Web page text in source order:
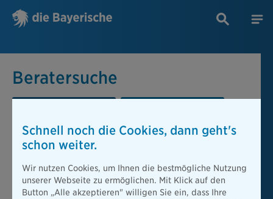
Beratersuche
Beratersuche
PLZ oder Ort
Berater finden
Schnell noch die Cookies, dann geht's
schon weiter.
Wir nutzen Cookies, um Ihnen die bestmögliche Nutzung
unserer Webseite zu ermöglichen. Mit Klick auf den
Button „Alle akzeptieren" willigen Sie ein, dass Ihre